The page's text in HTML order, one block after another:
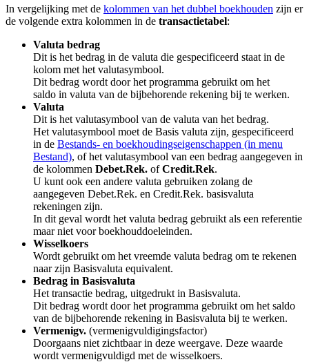
In vergelijking met de kolommen van het dubbel boekhouden zijn er
de volgende extra kolommen in de transactietabel:
Valuta bedrag
Dit is het bedrag in de valuta die gespecificeerd staat in de
kolom met het valutasymbool.
Dit bedrag wordt door het programma gebruikt om het
saldo in valuta van de bijbehorende rekening bij te werken.
Valuta
Dit is het valutasymbool van de valuta van het bedrag.
Het valutasymbool moet de Basis valuta zijn, gespecificeerd
in de Bestands- en boekhoudingseigenschappen (in menu
Bestand), of het valutasymbool van een bedrag aangegeven in
de kolommen Debet.Rek. ofCredit.Rek.
U kunt ook een andere valuta gebruiken zolang de
aangegeven Debet.Rek. en Credit.Rek. basisvaluta
rekeningen zijn.
In dit geval wordt het valuta bedrag gebruikt als een referentie
maar niet voor boekhouddoeleinden.
Wisselkoers
Wordt gebruikt om het vreemde valuta bedrag om te rekenen
naar zijn Basisvaluta equivalent.
Bedrag in Basisvaluta
Het transactie bedrag, uitgedrukt in Basisvaluta.
Dit bedrag wordt door het programma gebruikt om het saldo
van de bijbehorende rekening in Basisvaluta bij te werken.
Vermenigv. (vermenigvuldigingsfactor)
Doorgaans niet zichtbaar in deze weergave. Deze waarde
wordt vermenigvuldigd met de wisselkoers.